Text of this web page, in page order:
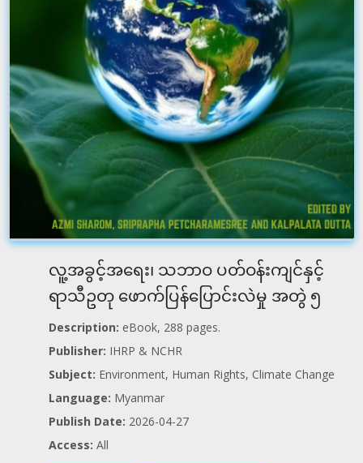
လူ့အခွင့်အရေး၊ သဘာဝ ပတ်ဝန်းကျင်နှင့်
ရာသီဥတု ဖောက်ပြန်ပြောင်းလဲမှု အတွဲ ၅
Description: eBook, 288 pages.
Publisher: IHRP & NCHR
Subject: Environment, Human Rights, Climate Change
Language: Myanmar
Publish Date: 2026-04-27
Access: All